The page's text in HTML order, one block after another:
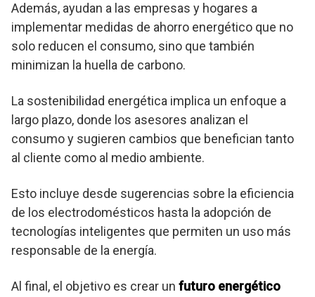
Además, ayudan a las empresas y hogares a
implementar medidas de ahorro energético que no
solo reducen el consumo, sino que también
minimizan la huella de carbono.
La sostenibilidad energética implica un enfoque a
largo plazo, donde los asesores analizan el
consumo y sugieren cambios que benefician tanto
al cliente como al medio ambiente.
Esto incluye desde sugerencias sobre la eficiencia
de los electrodomésticos hasta la adopción de
tecnologías inteligentes que permiten un uso más
responsable de la energía.
Al final, el objetivo es crear un futuro energético